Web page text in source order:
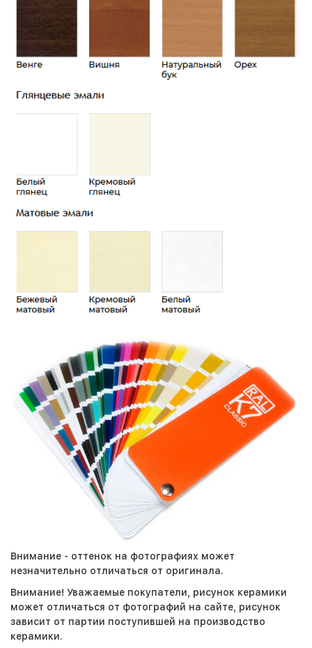
Внимание - оттенок на фотографиях может
незначительно отличаться от оригинала.
Внимание! Уважаемые покупатели, рисунок керамики
может отличаться от фотографий на сайте, рисунок
зависит от партии поступившей на производство
керамики.